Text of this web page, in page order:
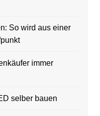
So wird aus einer
immer
selber bauen